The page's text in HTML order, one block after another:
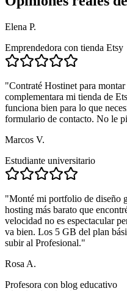
Elena P.
Emprendedora con tienda Etsy
"Contraté Hostinet para
complementara mi tienda de
funciona bien para lo que
formulario de contacto. No le
Marcos V.
Estudiante universitario
"Monté mi portfolio de diseño
hosting más barato que
velocidad no es espectacular
va bien. Los 5 GB del plan
subir al Profesional."
Rosa A.
Profesora con blog educativo